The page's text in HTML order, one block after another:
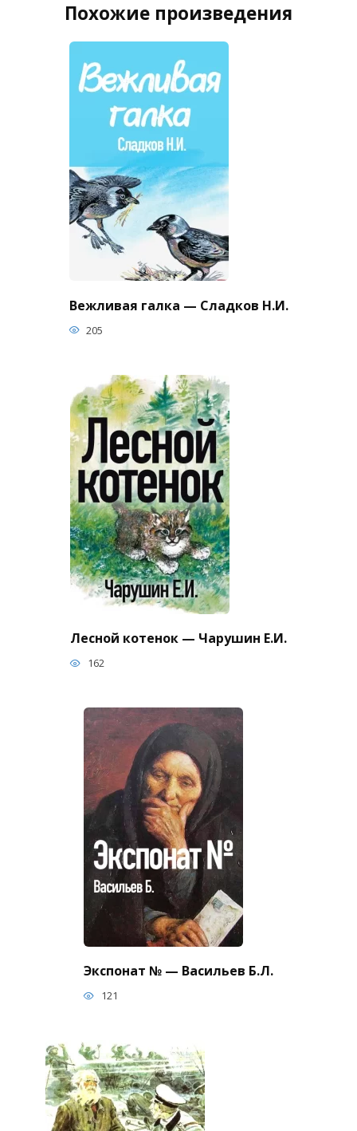
Похожие произведения
Вежливая галка — Сладков Н.И.
205
Лесной котенок — Чарушин Е.И.
162
Экспонат № — Васильев Б.Л.
121